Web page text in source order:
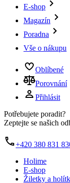
E-shop
Magazín
Poradna
Vše o nákupu
Oblíbené
Porovnání
Přihlásit
Potřebujete poradit?
Zeptejte se našich
+420 380 831
Holime
E-shop
Žiletky a